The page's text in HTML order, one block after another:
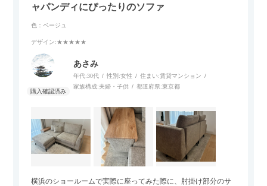
ャパンディにぴったりのソファ
色：ベージュ
デザイン:★★★★★
あさみ
年代:30代 性別:女性 住まい:賃貸マンション
家族構成:夫婦・子供 都道府県:東京都
横浜のショールームで実際に座ってみた際に、肘掛け部分のサ